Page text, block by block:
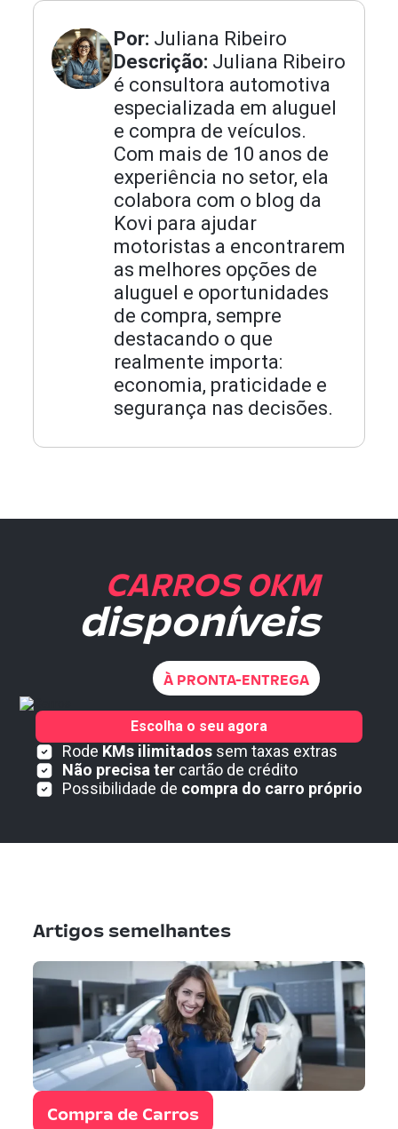
Por: Juliana Ribeiro
Descrição: Juliana Ribeiro
é consultora automotiva
especializada em aluguel
e compra de veículos.
Com mais de 10 anos de
experiência no setor, ela
colabora com o blog da
Kovi para ajudar
motoristas a encontrarem
as melhores opções de
aluguel e oportunidades
de compra, sempre
destacando o que
realmente importa:
economia, praticidade e
segurança nas decisões.
CARROS 0KM
disponíveis
À PRONTA-ENTREGA
Rode KMs ilimitados sem taxas extras
Não precisa ter cartão de crédito
Possibilidade de compra do carro próprio
Escolha o seu agora
Artigos semelhantes
Compra de Carros